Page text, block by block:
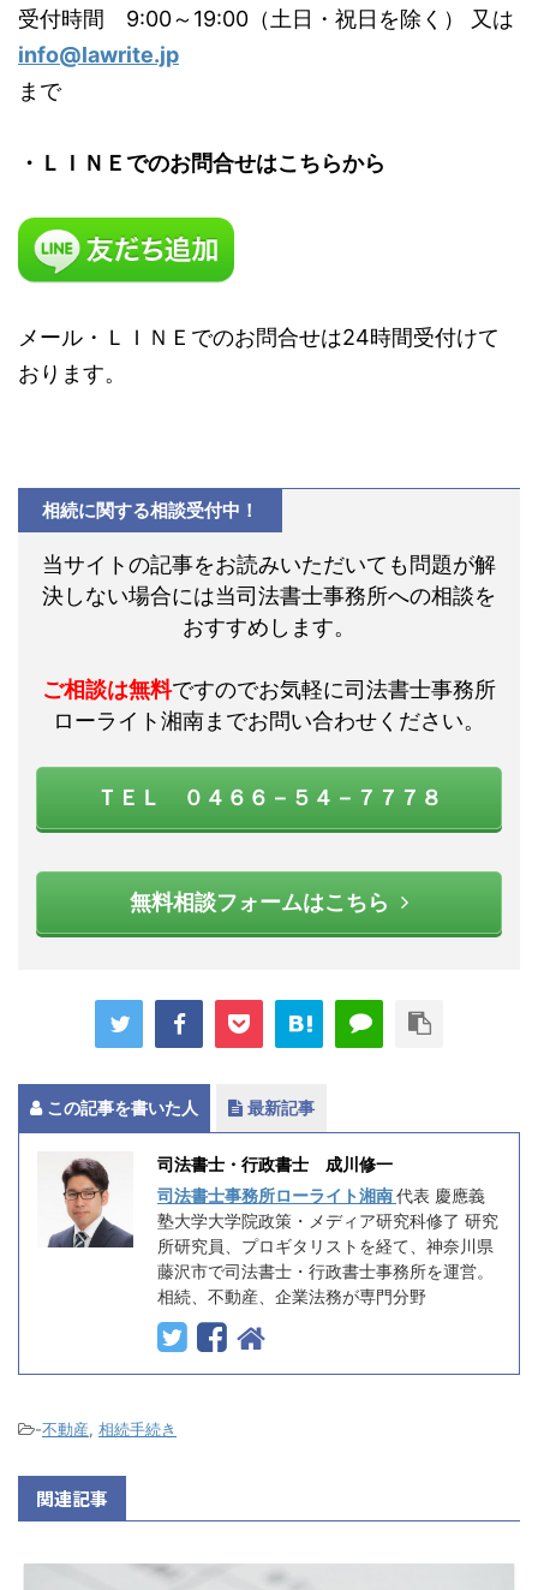
受付時間 9:00～19:00（土日・祝日を除く） 又は
info@lawrite.jp
まで
・ＬＩＮＥでのお問合せはこちらから
メール・ＬＩＮＥでのお問合せは24時間受付けて
おります。
相続に関する相談受付中！
当サイトの記事をお読みいただいても問題が解
決しない場合には当司法書士事務所への相談を
おすすめします。
ご相談は無料ですのでお気軽に司法書士事務所
ローライト湘南までお問い合わせください。
ＴＥＬ ０４６６－５４－７７７８
無料相談フォームはこちら
この記事を書いた人 最新記事
司法書士・行政書士 成川修一
司法書士事務所ローライト湘南代表 慶應義
塾大学大学院政策・メディア研究科修了 研究
所研究員、プロギタリストを経て、神奈川県
藤沢市で司法書士・行政書士事務所を運営。
相続、不動産、企業法務が専門分野
-不動産, 相続手続き
関連記事